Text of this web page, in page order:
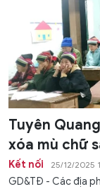
Tuyên
xóa mù chữ
Kết nối 25/12/2025
GD&TĐ - Các địa